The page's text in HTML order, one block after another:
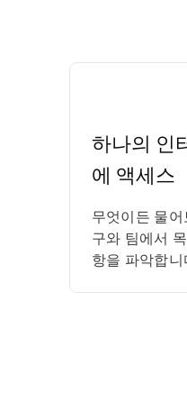
하나의 인
에 액세스
무엇이든 물
구와 팀에서
항을 파악합니